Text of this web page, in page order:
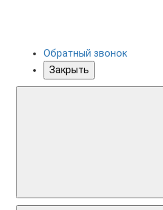
Обратный звонок
Закрыть